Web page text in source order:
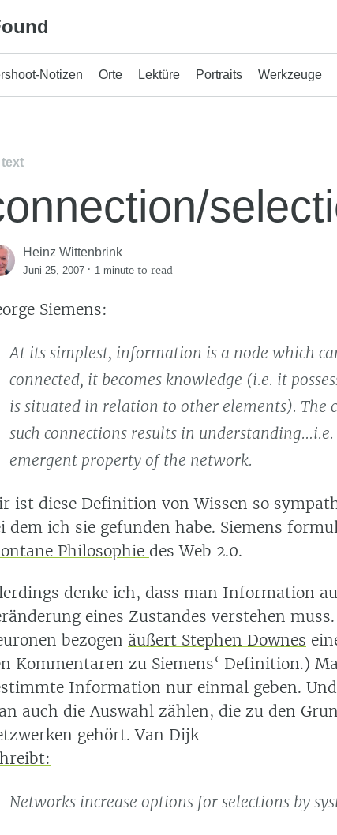
Notizen Orte Lektüre Portraits Werkzeuge
text
Heinz Wittenbrink
Juni 25, 2007 · 1 minute to read
Siemens:
At its simplest, information is a node which
connected, it becomes knowledge (i.e. it
is situated in relation to other elements). The
such connections results in
emergent property of the network.
ist diese Definition von Wissen so
dem ich sie gefunden habe. Siemens
Philosophie des Web 2.0.
denke ich, dass man Information
eines Zustandes verstehen
bezogen äußert Stephen Downes
Kommentaren zu Siemens‘ Definition.)
Information nur einmal geben.
auch die Auswahl zählen, die zu den
gehört. Van Dijk
Networks increase options for selections by